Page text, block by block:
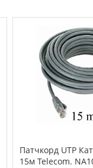
Патчкорд UTP
15м Telecom.